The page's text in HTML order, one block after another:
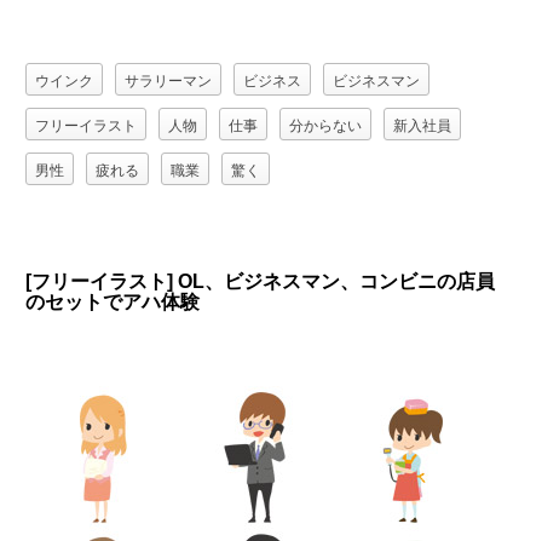
ウインク サラリーマン ビジネス ビジネスマン
フリーイラスト 人物 仕事 分からない 新入社員
男性 疲れる 職業 驚く
[フリーイラスト] OL、ビジネスマン、コンビニの店員
のセットでアハ体験